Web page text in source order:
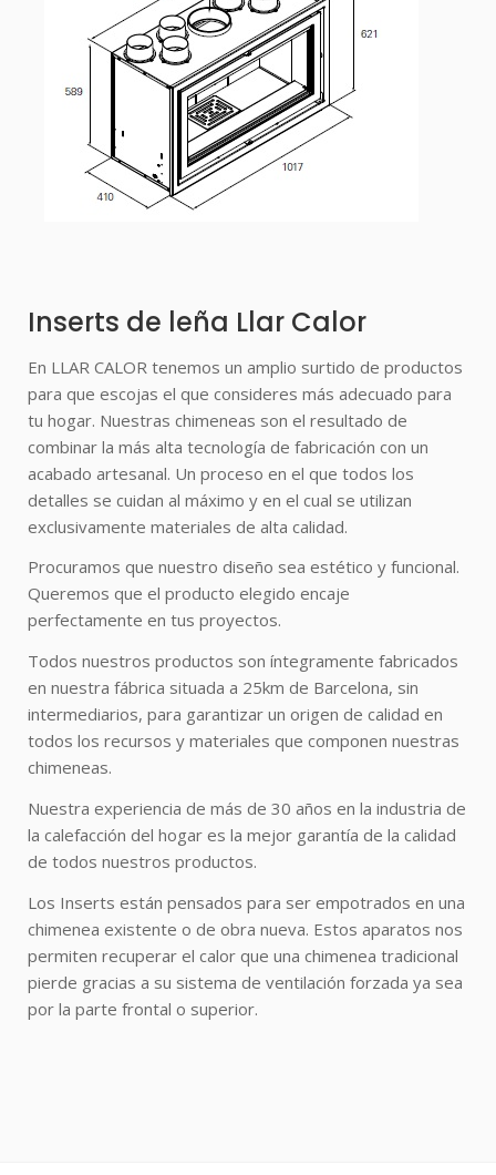
Inserts de leña Llar Calor
En LLAR CALOR tenemos un amplio surtido de productos
para que escojas el que consideres más adecuado para
tu hogar. Nuestras chimeneas son el resultado de
combinar la más alta tecnología de fabricación con un
acabado artesanal. Un proceso en el que todos los
detalles se cuidan al máximo y en el cual se utilizan
exclusivamente materiales de alta calidad.
Procuramos que nuestro diseño sea estético y funcional.
Queremos que el producto elegido encaje
perfectamente en tus proyectos.
Todos nuestros productos son íntegramente fabricados
en nuestra fábrica situada a 25km de Barcelona, sin
intermediarios, para garantizar un origen de calidad en
todos los recursos y materiales que componen nuestras
chimeneas.
Nuestra experiencia de más de 30 años en la industria de
la calefacción del hogar es la mejor garantía de la calidad
de todos nuestros productos.
Los Inserts están pensados para ser empotrados en una
chimenea existente o de obra nueva. Estos aparatos nos
permiten recuperar el calor que una chimenea tradicional
pierde gracias a su sistema de ventilación forzada ya sea
por la parte frontal o superior.